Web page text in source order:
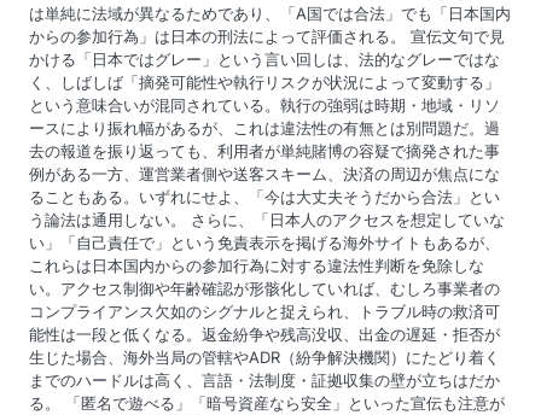
は単純に法域が異なるためであり、「A国では合法」でも「日本国内
からの参加行為」は日本の刑法によって評価される。 宣伝文句で見
かける「日本ではグレー」という言い回しは、法的なグレーではな
く、しばしば「摘発可能性や執行リスクが状況によって変動する」
という意味合いが混同されている。執行の強弱は時期・地域・リソ
ースにより振れ幅があるが、これは違法性の有無とは別問題だ。過
去の報道を振り返っても、利用者が単純賭博の容疑で摘発された事
例がある一方、運営業者側や送客スキーム、決済の周辺が焦点にな
ることもある。いずれにせよ、「今は大丈夫そうだから合法」とい
う論法は通用しない。 さらに、「日本人のアクセスを想定していな
い」「自己責任で」という免責表示を掲げる海外サイトもあるが、
これらは日本国内からの参加行為に対する違法性判断を免除しな
い。アクセス制御や年齢確認が形骸化していれば、むしろ事業者の
コンプライアンス欠如のシグナルと捉えられ、トラブル時の救済可
能性は一段と低くなる。返金紛争や残高没収、出金の遅延・拒否が
生じた場合、海外当局の管轄やADR（紛争解決機関）にたどり着く
までのハードルは高く、言語・法制度・証拠収集の壁が立ちはだか
る。 「匿名で遊べる」「暗号資産なら安全」といった宣伝も注意が